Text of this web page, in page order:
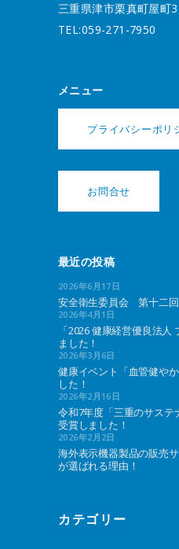
三重県津市栗真町屋町
TEL:059-271-7950
メニュー
プライバシーポリ
お問合せ
最近の投稿
2026年6月17日
安全衛生委員会 第十二
2026年4月1日
「2026 健康経営優良法
ました！
2026年3月6日
健康イベント「血管健や
した！
2026年2月16日
令和7年度「三重のサステ
受賞しました！
2026年2月2日
海外表示機器製品の販売
が選ばれる理由！
カテゴリー